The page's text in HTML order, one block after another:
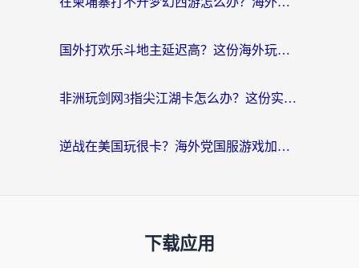
国外打欢乐斗地主延迟高？这份海外玩家国服游戏加速指南帮你解决卡顿烦恼
非洲玩剑网3指尖江湖卡怎么办？这份实测有效的国服游戏加速指南请收好
逆战在美国玩很卡？海外党国服游戏加速终极指南（附DNF宝可梦加速技巧）
下载应用